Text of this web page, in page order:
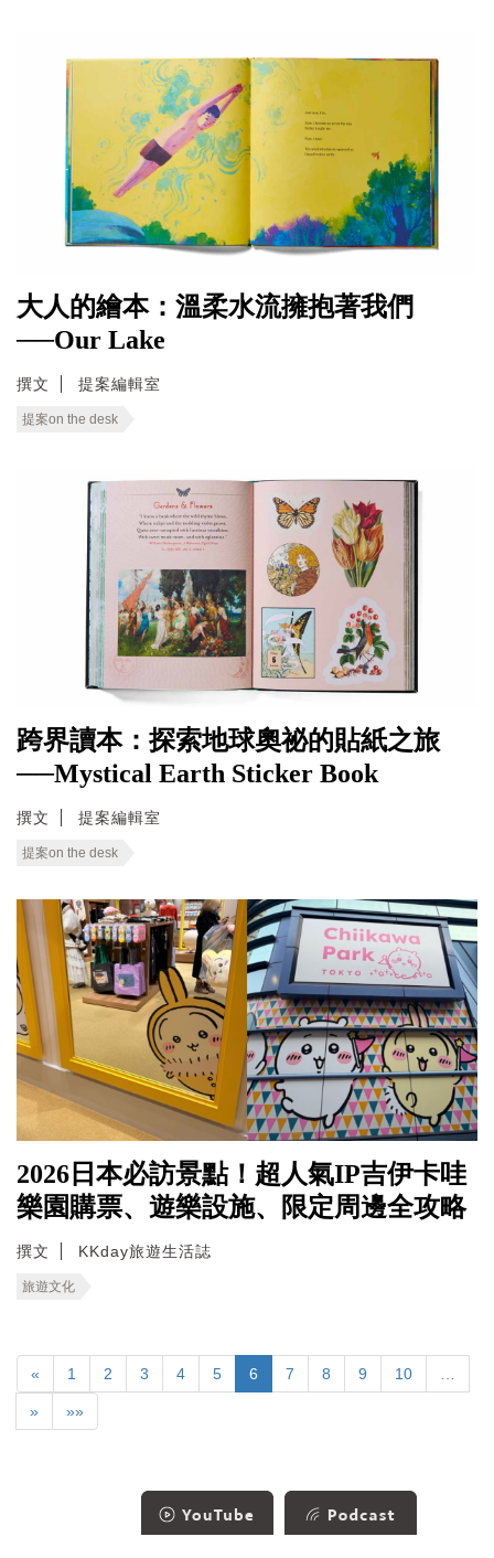
大人的繪本：溫柔水流擁抱著我們
──Our Lake
撰文 提案編輯室
提案on the desk
跨界讀本：探索地球奧祕的貼紙之旅
──Mystical Earth Sticker Book
撰文 提案編輯室
提案on the desk
2026日本必訪景點！超人氣IP吉伊卡哇
樂園購票、遊樂設施、限定周邊全攻略
撰文 KKday旅遊生活誌
旅遊文化
« 1 2 3 4 5 6 7 8 9 10
» »»